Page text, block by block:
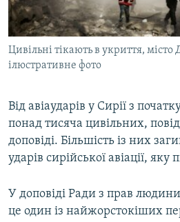
СВІДЧЕННЯ ОКУПАЦІЇ
УКРАЇНСЬКА ПРОБЛЕМА КРИМУ
ІНФОГРАФІКА
Qırımtatar
ДОЛУЧАЙСЯ!
Усі сайти RFE/RL
Цивільні тікають в укриття,
ілюстративне фото
Від авіаударів у Сирії з
понад тисяча цивільних,
доповіді. Більшість із них
ударів сирійської авіації, яку
У доповіді Ради з прав
це один із найжорстокіших